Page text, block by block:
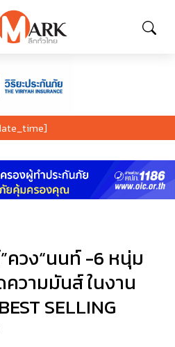
ควง“นนท์ -6 หนุ่ม
ความมันส์ ในงาน
SELLING